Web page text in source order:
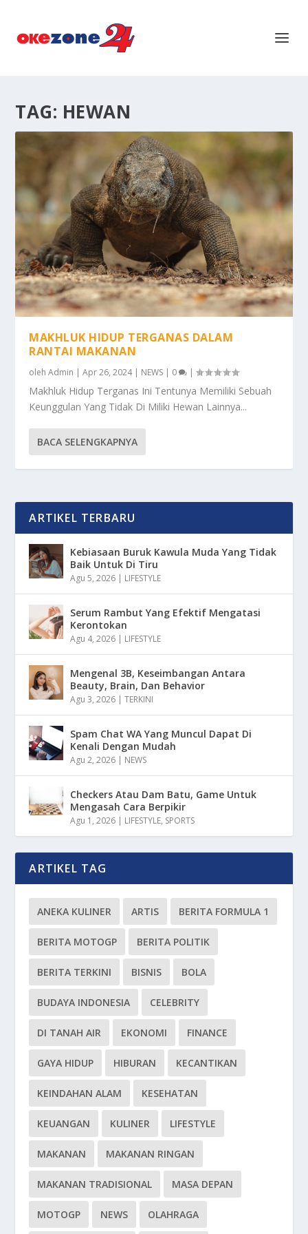
TAG: HEWAN
MAKHLUK HIDUP TERGANAS DALAM
RANTAI MAKANAN
olehAdmin |Apr 26, 2024| NEWS | 0 |
Makhluk Hidup Terganas Ini Tentunya Memiliki Sebuah
Keunggulan Yang Tidak Di Miliki Hewan Lainnya...
BACA SELENGKAPNYA
ARTIKEL TERBARU
Kebiasaan Buruk Kawula Muda Yang Tidak
Baik Untuk Di Tiru
Agu 5, 2026 | LIFESTYLE
Serum Rambut Yang Efektif Mengatasi
Kerontokan
Agu 4, 2026 | LIFESTYLE
Mengenal 3B, Keseimbangan Antara
Beauty, Brain, Dan Behavior
Agu 3, 2026 |TERKINI
Spam Chat WA Yang Muncul Dapat Di
Kenali Dengan Mudah
Agu 2, 2026 | NEWS
Checkers Atau Dam Batu, Game Untuk
Mengasah Cara Berpikir
Agu 1, 2026 | LIFESTYLE, SPORTS
ARTIKEL TAG
ANEKA KULINER ARTIS BERITA FORMULA 1
BERITA MOTOGP BERITA POLITIK
BERITA TERKINI BISNIS BOLA
BUDAYA INDONESIA CELEBRITY
DI TANAH AIR EKONOMI FINANCE
GAYA HIDUP HIBURAN KECANTIKAN
KEINDAHAN ALAM KESEHATAN
KEUANGAN KULINER LIFESTYLE
MAKANAN MAKANAN RINGAN
MAKANAN TRADISIONAL MASA DEPAN
MOTOGP NEWS OLAHRAGA